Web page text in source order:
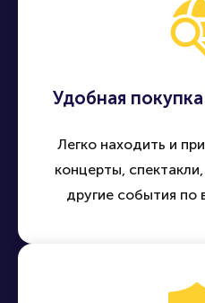
Удобная
Легко находить и
концерты,
другие события по